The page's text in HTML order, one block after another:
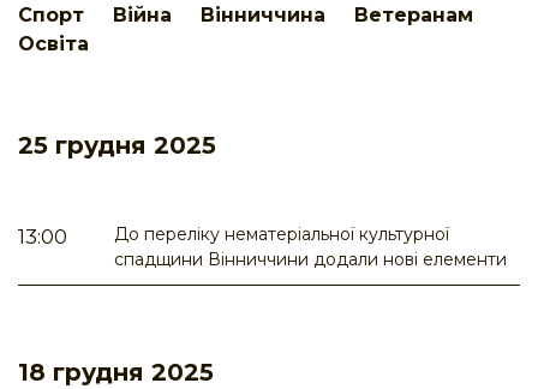
Спорт
Війна Вінниччина
Ветеранам
Освіта
25 грудня 2025
13:00
До переліку нематеріальної культурної
спадщини Вінниччини додали нові елементи
18 грудня 2025